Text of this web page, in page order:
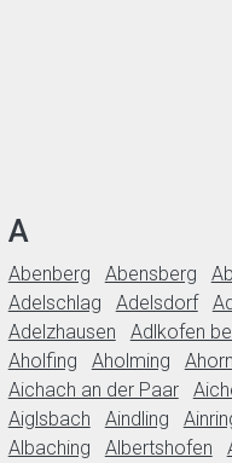
A
Abenberg Abensberg
Adelschlag
Adelsdorf
Adelzhausen
Adlkofen
Aholfing
Aholming Ahorn
Aichach an der Paar
Aiglsbach
Aindling
Albaching
Albertshofen